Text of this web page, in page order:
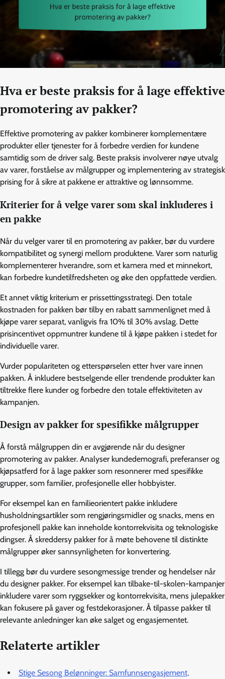
Hva er beste praksis for å lage effektive
promotering av pakker?
Effektive promotering av pakker kombinerer komplementære
produkter eller tjenester for å forbedre verdien for kundene
samtidig som de driver salg. Beste praksis involverer nøye utvalg
av varer, forståelse av målgrupper og implementering av strategisk
prising for å sikre at pakkene er attraktive og lønnsomme.
Kriterier for å velge varer som skal inkluderes i
en pakke
Når du velger varer til en promotering av pakker, bør du vurdere
kompatibilitet og synergi mellom produktene. Varer som naturlig
komplementerer hverandre, som et kamera med et minnekort,
kan forbedre kundetilfredsheten og øke den oppfattede verdien.
Et annet viktig kriterium er prissettingsstrategi. Den totale
kostnaden for pakken bør tilby en rabatt sammenlignet med å
kjøpe varer separat, vanligvis fra 10% til 30% avslag. Dette
prisincentivet oppmuntrer kundene til å kjøpe pakken i stedet for
individuelle varer.
Vurder populariteten og etterspørselen etter hver vare innen
pakken. Å inkludere bestselgende eller trendende produkter kan
tiltrekke flere kunder og forbedre den totale effektiviteten av
kampanjen.
Design av pakker for spesifikke målgrupper
Å forstå målgruppen din er avgjørende når du designer
promotering av pakker. Analyser kundedemografi, preferanser og
kjøpsatferd for å lage pakker som resonnerer med spesifikke
grupper, som familier, profesjonelle eller hobbyister.
For eksempel kan en familieorientert pakke inkludere
husholdningsartikler som rengjøringsmidler og snacks, mens en
profesjonell pakke kan inneholde kontorrekvisita og teknologiske
dingser. Å skreddersy pakker for å møte behovene til distinkte
målgrupper øker sannsynligheten for konvertering.
I tillegg bør du vurdere sesongmessige trender og hendelser når
du designer pakker. For eksempel kan tilbake-til-skolen-kampanjer
inkludere varer som ryggsekker og kontorrekvisita, mens julepakker
kan fokusere på gaver og festdekorasjoner. Å tilpasse pakker til
relevante anledninger kan øke salget og engasjementet.
Relaterte artikler
Stige Sesong Belønninger: Samfunnsengasjement,